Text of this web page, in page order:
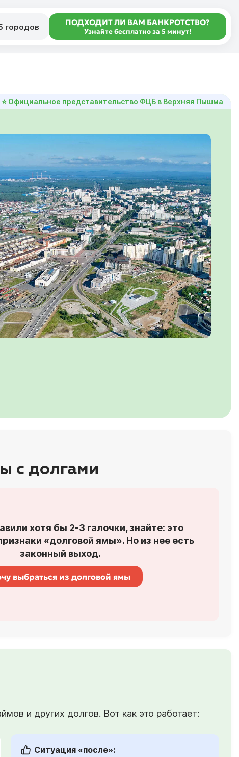
городов ПОДХОДИТ ЛИ ВАМ БАНКРОТСТВО?
Узнайте бесплатно за 5 минут!
⭐ Официальное представительство ФЦБ в Верхняя Пышма
с долгами
хотя бы 2-3 галочки, знайте: это
«долговой ямы». Но из нее есть
законный выход.
выбраться из долговой ямы
и других долгов. Вот как это работает:
Ситуация «после»: